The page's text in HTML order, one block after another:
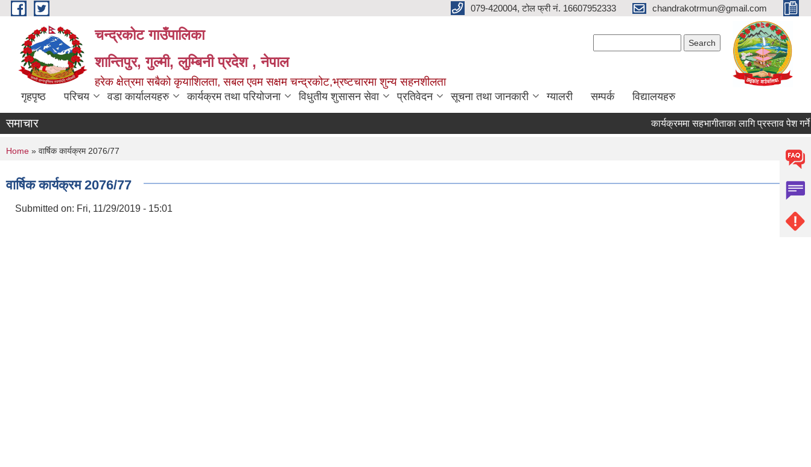
Skip to main content 079-420004, टोल फ्री नं. 16607952333 chandrakotrmun@gmail.com
चन्द्रकोट गाउँपालिका
शान्तिपुर, गुल्मी, लुम्बिनी प्रदेश , नेपाल
हरेक क्षेत्रमा सबैको कृयाशिलता, सबल एवम सक्षम चन्द्रकोट,भ्रष्टचारमा शुन्य सहनशीलता
गृहपृष्ठ परिचय वडा कार्यालयहरु कार्यक्रम तथा परियोजना विधुतीय शुसासन सेवा प्रतिवेदन सूचना तथा जानकारी ग्यालरी सम्पर्क विद्यालयहरु
समाचार कार्यक्रममा सहभागीताका लागि प्रस्ताव पेश गर्ने
You are here
Home » वार्षिक कार्यक्रम 2076/77
वार्षिक कार्यक्रम 2076/77
Submitted on: Fri, 11/29/2019 - 15:01